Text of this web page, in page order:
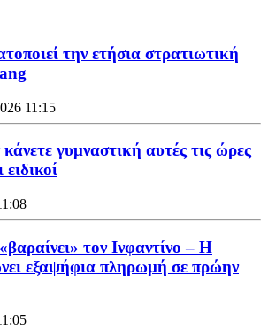
την ετήσια στρατιωτική
11:15
γυμναστική αυτές τις ώρες
τον Ινφαντίνο – Η
εξαψήφια πληρωμή σε πρώην